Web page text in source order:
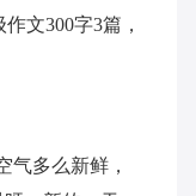
文300字3篇，
气多么新鲜，